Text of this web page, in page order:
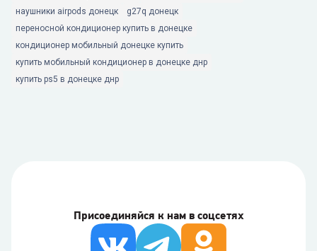
наушники airpods донецк
g27q донецк
переносной кондиционер купить в донецке
кондиционер мобильный донецке купить
купить мобильный кондиционер в донецке днр
купить ps5 в донецке днр
Присоединяйся к нам в соцсетях